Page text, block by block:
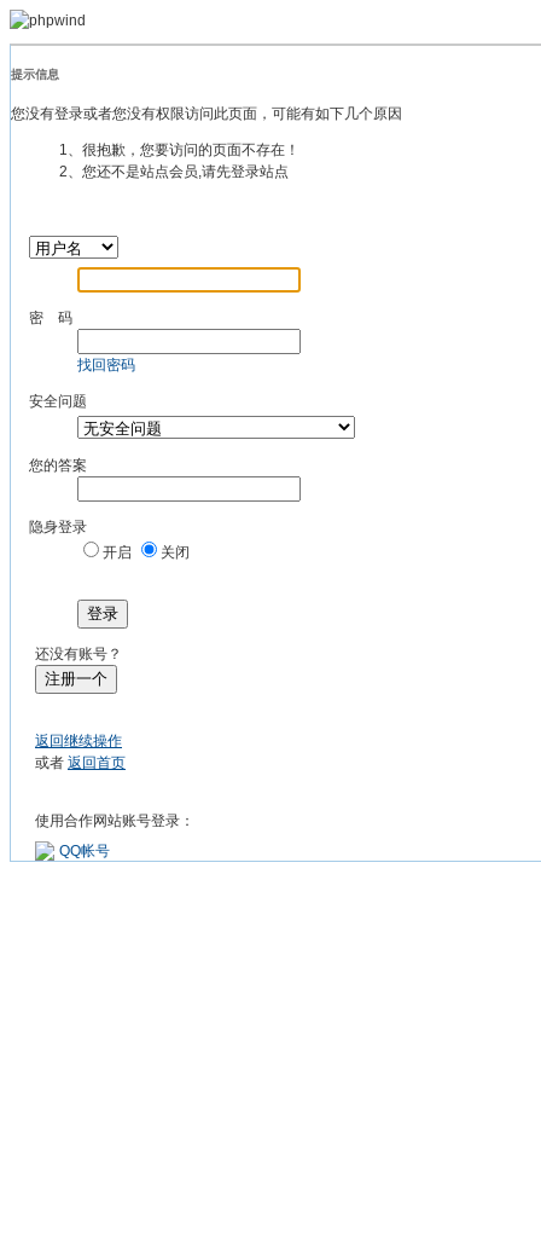
提示信息
您没有登录或者您没有权限访问此页面，可能有如下几个原因
1、很抱歉，您要访问的页面不存在！
2、您还不是站点会员,请先登录站点
密 码
找回密码
安全问题
您的答案
隐身登录
开启
关闭
登录
还没有账号？
注册一个
返回继续操作
或者 返回首页
使用合作网站账号登录：
QQ帐号